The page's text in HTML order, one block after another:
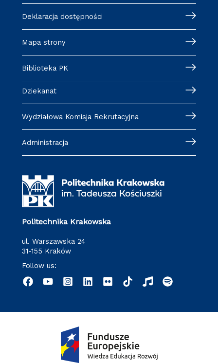
Deklaracja dostępności
Mapa strony
Biblioteka PK
Dziekanat
Wydziałowa Komisja Rekrutacyjna
Administracja
Politechnika Krakowska
ul. Warszawska 24
31-155 Kraków
Follow us: